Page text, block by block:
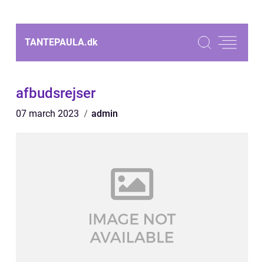
TANTEPAULA.dk
afbudsrejser
07 march 2023 admin